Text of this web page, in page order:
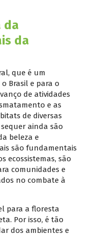
da
da
que é um
Brasil e para o
de atividades
e as
de diversas
ainda são
beleza e
são fundamentais
ecossistemas, são
comunidades e
no combate à
para a floresta
Por isso, é tão
dos ambientes e